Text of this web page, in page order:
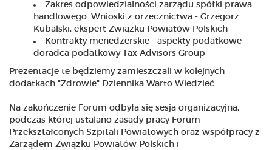
Zakres odpowiedzialności zarządu spółki prawa
handlowego. Wnioski z orzecznictwa - Grzegorz
Kubalski, ekspert Związku Powiatów Polskich
Kontrakty menedżerskie - aspekty podatkowe -
doradca podatkowy Tax Advisors Group
Prezentacje te będziemy zamieszczali w kolejnych
dodatkach "Zdrowie" Dziennika Warto Wiedzieć.
Na zakończenie Forum odbyła się sesja organizacyjna,
podczas której ustalano zasady pracy Forum
Przekształconych Szpitali Powiatowych oraz współpracy z
Zarządem Związku Powiatów Polskich i